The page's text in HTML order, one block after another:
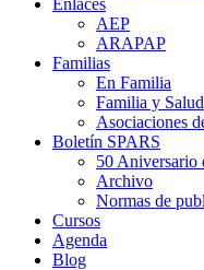
AEP
ARAPAP
Familias
En Familia
Familia y Salud
Asociaciones
Boletín SPARS
50 Aniversario
Archivo
Normas de
Cursos
Agenda
Blog